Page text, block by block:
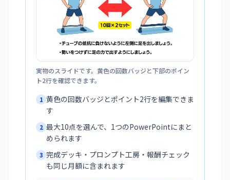
実物のスライドです。黄色の回数バッジと下部のポイン
ト2行を確認できます。
1 黄色の回数バッジとポイント2行を編集できま
す
2 最大10点を選んで、1つのPowerPointにまと
められます
3 完成デッキ・プロンプト工房・報酬チェック
も同じ月額に含まれます